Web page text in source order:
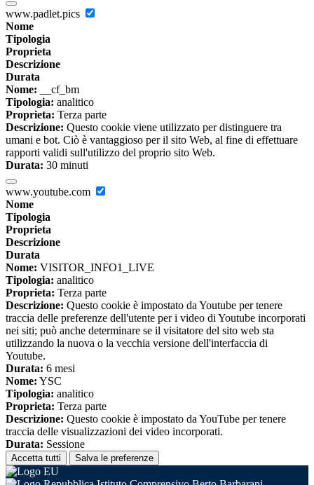
www.padlet.pics
Nome
Tipologia
Proprieta
Descrizione
Durata
Nome: __cf_bm
Tipologia: analitico
Proprieta: Terza parte
Descrizione: Questo cookie viene utilizzato per distinguere tra
umani e bot. Ciò è vantaggioso per il sito Web, al fine di effettuare
rapporti validi sull'utilizzo del proprio sito Web.
Durata: 30 minuti
www.youtube.com
Nome
Tipologia
Proprieta
Descrizione
Durata
Nome: VISITOR_INFO1_LIVE
Tipologia: analitico
Proprieta: Terza parte
Descrizione: Questo cookie è impostato da Youtube per tenere
traccia delle preferenze dell'utente per i video di Youtube incorporati
nei siti; può anche determinare se il visitatore del sito web sta
utilizzando la nuova o la vecchia versione dell'interfaccia di
Youtube.
Durata: 6 mesi
Nome: YSC
Tipologia: analitico
Proprieta: Terza parte
Descrizione: Questo cookie è impostato da YouTube per tenere
traccia delle visualizzazioni dei video incorporati.
Durata: Sessione
Accetta tutti Salva le preferenze